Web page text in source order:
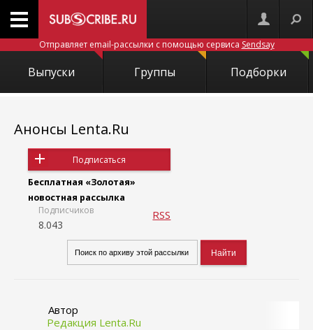
Отправляет email-рассылки с помощью сервиса Sendsay
Выпуски Группы Подборки
Анонсы Lenta.Ru
Подписаться
Бесплатная «Золотая»
новостная рассылка
Подписчиков
8.043
RSS
Автор
Редакция Lenta.Ru